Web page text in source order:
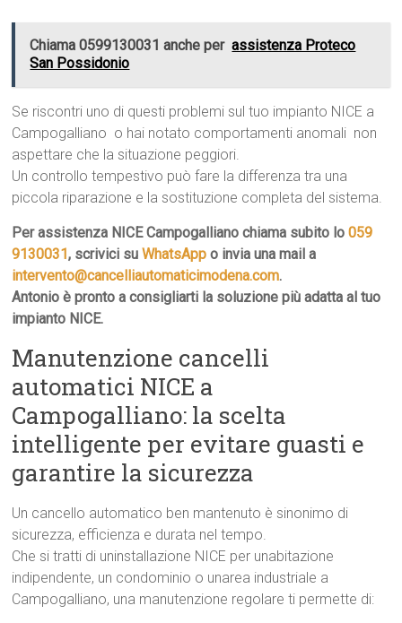
Chiama 0599130031 anche per assistenza Proteco
San Possidonio
Se riscontri uno di questi problemi sul tuo impianto NICE a
Campogalliano  o hai notato comportamenti anomali  non
aspettare che la situazione peggiori.
Un controllo tempestivo può fare la differenza tra una
piccola riparazione e la sostituzione completa del sistema.
Per assistenza NICE Campogalliano chiama subito lo059
9130031, scrivici suWhatsApp o invia una mail a
intervento@cancelliautomaticimodena.com.
Antonio è pronto a consigliarti la soluzione più adatta al tuo
impianto NICE.
Manutenzione cancelli
automatici NICE a
Campogalliano: la scelta
intelligente per evitare guasti e
garantire la sicurezza
Un cancello automatico ben mantenuto è sinonimo di
sicurezza, efficienza e durata nel tempo.
Che si tratti di uninstallazione NICE per unabitazione
indipendente, un condominio o unarea industriale a
Campogalliano, una manutenzione regolare ti permette di: